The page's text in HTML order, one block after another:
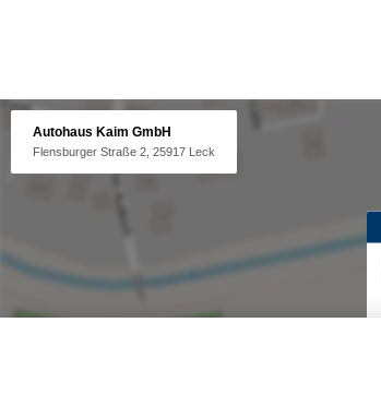
Autohaus Kaim GmbH
Flensburger Straße 2, 25917 Leck